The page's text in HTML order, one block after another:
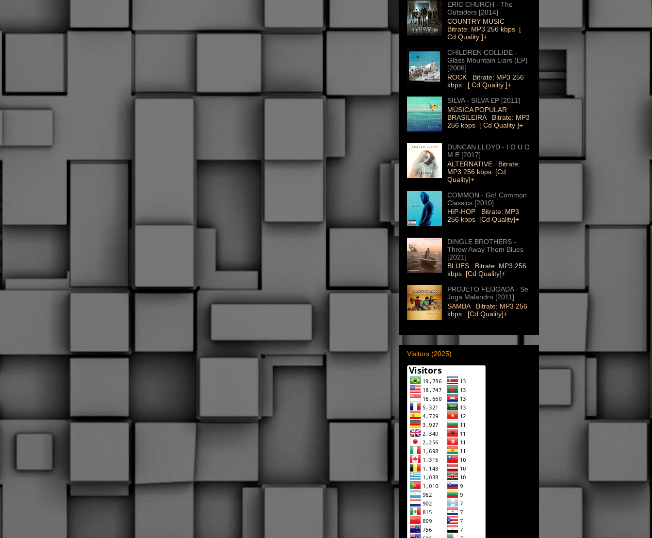
ERIC CHURCH - The
Outsiders [2014]
COUNTRY MUSIC
Bitrate: MP3 256 kbps [
Cd Quality ]+
CHILDREN COLLIDE -
Glass Mountain Liars (EP)
[2006]
ROCK Bitrate: MP3 256
kbps [ Cd Quality ]+
SILVA - SILVA EP [2011]
MÚSICA POPULAR
BRASILEIRA Bitrate: MP3
256 kbps [ Cd Quality ]+
DUNCAN LLOYD - I O U O
M E [2017]
ALTERNATIVE Bitrate:
MP3 256 kbps [Cd
Quality]+
COMMON - Go! Common
Classics [2010]
HIP-HOP Bitrate: MP3
256 kbps [Cd Quality]+
DINGLE BROTHERS -
Throw Away Them Blues
[2021]
BLUES Bitrate: MP3 256
kbps [Cd Quality]+
PROJETO FEIJOADA - Se
Joga Malandro [2011]
SAMBA Bitrate: MP3 256
kbps [Cd Quality]+
Visitors (2025)